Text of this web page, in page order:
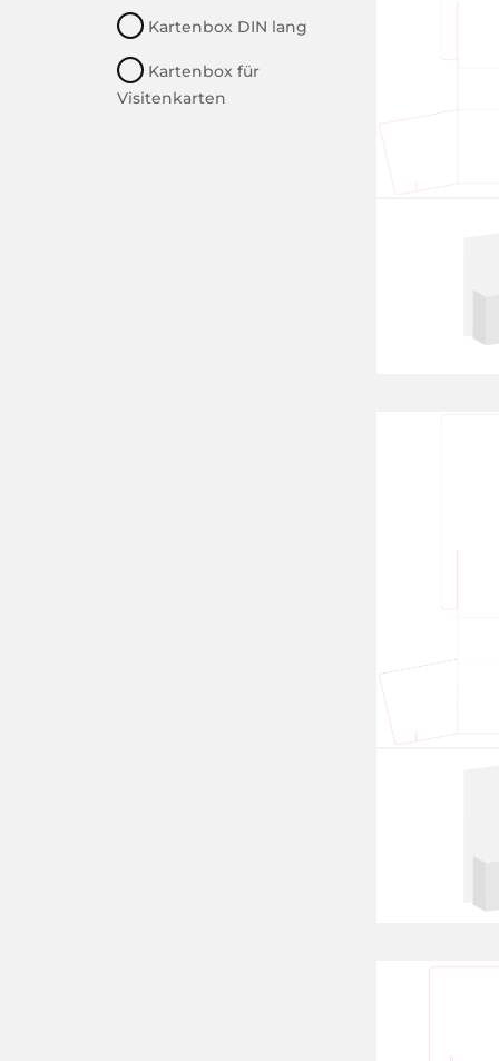
Kartenbox DIN lang
Kartenbox für
Visitenkarten